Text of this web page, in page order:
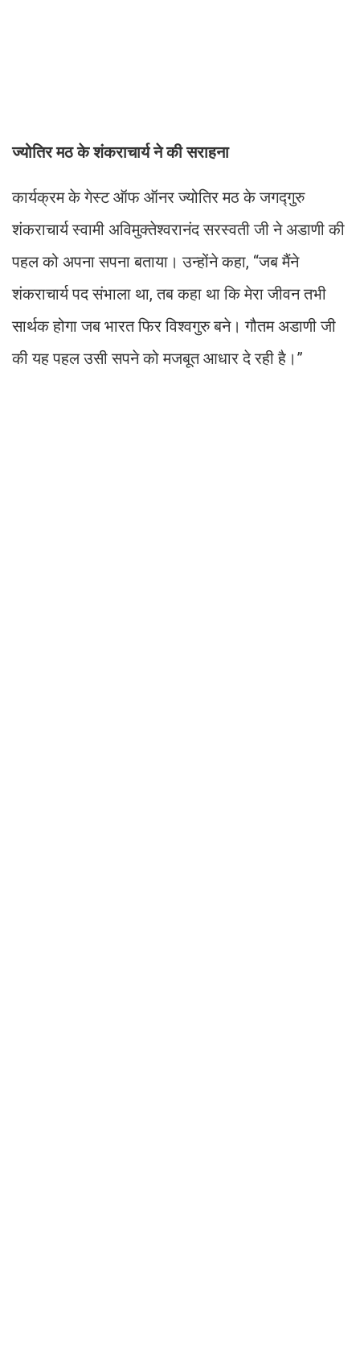
ज्योतिर मठ के शंकराचार्य ने की सराहना
कार्यक्रम के गेस्ट ऑफ ऑनर ज्योतिर मठ के जगद्गुरु
शंकराचार्य स्वामी अविमुक्तेश्वरानंद सरस्वती जी ने अडाणी की
पहल को अपना सपना बताया। उन्होंने कहा, “जब मैंने
शंकराचार्य पद संभाला था, तब कहा था कि मेरा जीवन तभी
सार्थक होगा जब भारत फिर विश्वगुरु बने। गौतम अडाणी जी
की यह पहल उसी सपने को मजबूत आधार दे रही है।”